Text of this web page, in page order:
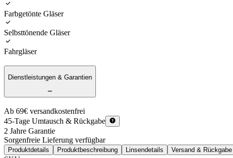
Farbgetönte Gläser
Selbsttönende Gläser
Fahrgläser
Dienstleistungen & Garantien
Ab 69€ versandkostenfrei
45-Tage Umtausch & Rückgabe
2 Jahre Garantie
Sorgenfreie Lieferung verfügbar
Produktdetails Produktbeschreibung Linsendetails Versand & Rückgabe